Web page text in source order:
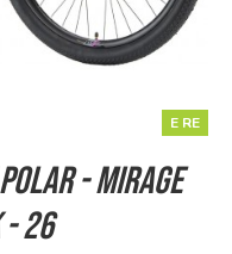
E RE
- MIRAGE
26